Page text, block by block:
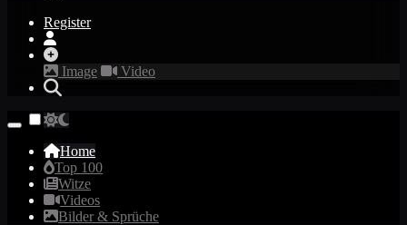
Register
Image Video
Home
Top 100
Witze
Videos
Bilder & Sprüche